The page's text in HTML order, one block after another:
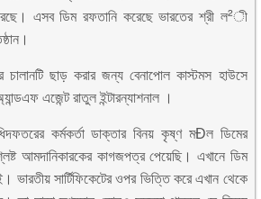
এসব ডিম রফতানি করেছে ভারতের শ্রী ল²ী
চালানটি ছাড় করার জন্য বেনাপোল কাস্টমস হাউসে
এজেন্ট রাতুল ইন্টারন্যাশনাল ।
কর্মকর্তা ডাক্তার বিনয় কৃষ্ণ মÐল ডিমের
আমদানিকারকের কাগজপত্র পেয়েছি। এখানে ডিম
ভারতীয় সার্টিফিকেটের ওপর ভিত্তি করে এখান থেকে